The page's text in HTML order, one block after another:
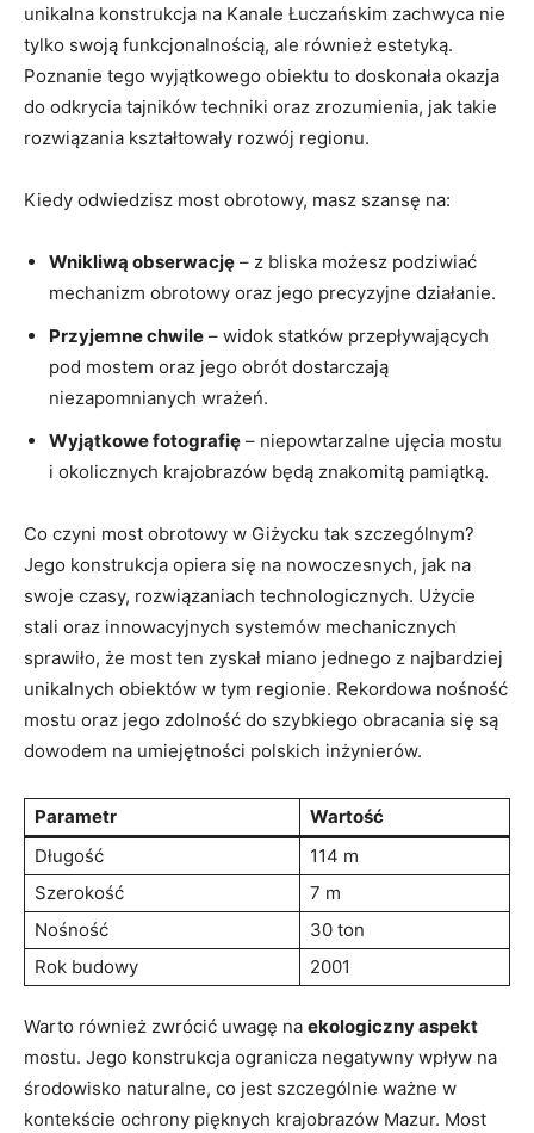
unikalna konstrukcja na Kanale Łuczańskim zachwyca‍ nie‍
tylko swoją funkcjonalnością, ale również​ estetyką.‌
Poznanie⁣ tego⁢ wyjątkowego obiektu to doskonała ⁢okazja
do odkrycia⁤ tajników techniki oraz zrozumienia, jak takie
rozwiązania kształtowały⁣ rozwój regionu.
Kiedy odwiedzisz ​most obrotowy, masz ⁢szansę na:
Wnikliwą obserwację – z bliska możesz podziwiać ​
mechanizm obrotowy oraz jego precyzyjne działanie.
Przyjemne​ chwile – widok statków przepływających
pod mostem oraz ⁤jego ‌obrót⁣ dostarczają​
niezapomnianych wrażeń.
Wyjątkowe fotografię – niepowtarzalne ujęcia mostu
i okolicznych krajobrazów będą znakomitą pamiątką.
Co czyni most‍ obrotowy w Giżycku tak⁢ szczególnym?
⁢Jego konstrukcja opiera się na nowoczesnych, jak na
swoje czasy, rozwiązaniach technologicznych.⁢ Użycie
stali⁣ oraz ⁣innowacyjnych systemów mechanicznych
sprawiło, że most ten zyskał miano ⁢jednego z najbardziej
unikalnych obiektów w tym regionie. ⁣Rekordowa⁢ nośność‌
mostu oraz jego zdolność⁢ do szybkiego⁢ obracania się są
dowodem ⁣na umiejętności polskich inżynierów.
Parametr
Wartość
Długość
114 m
Szerokość
7 m
Nośność
30 ton
Rok budowy
2001
Warto również zwrócić uwagę na ekologiczny aspekt
⁢mostu. Jego konstrukcja ogranicza negatywny wpływ na
środowisko naturalne, co⁣ jest⁤ szczególnie ważne w
kontekście ochrony ‍pięknych‌ krajobrazów Mazur. Most